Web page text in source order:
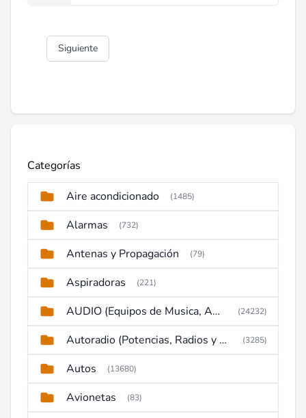
Siguiente
Categorías
Aire acondicionado (1485)
Alarmas (732)
Antenas y Propagación (79)
Aspiradoras (221)
AUDIO (Equipos de Musica, Amplificadores, Reproductores, Etc) (24232)
Autoradio (Potencias, Radios y DVD) (3285)
Autos (13680)
Avionetas (83)